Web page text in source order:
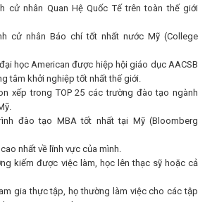
cử nhân Quan Hệ Quốc Tế trên toàn thế giới
cử nhân Báo chí tốt nhất nước Mỹ (College
học American được hiệp hội giáo dục AACSB
tâm khởi nghiệp tốt nhất thế giới.
xếp trong TOP 25 các trường đào tạo ngành
đào tạo MBA tốt nhất tại Mỹ (Bloomberg
nhất về lĩnh vực của mình.
kiếm được việc làm, học lên thạc sỹ hoặc cả
gia thực tập, họ thường làm việc cho các tập